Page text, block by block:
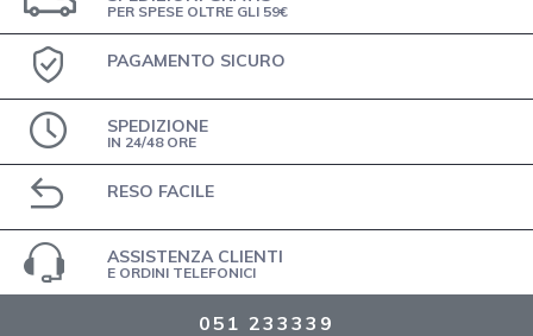
PER SPESE OLTRE GLI 59€
PAGAMENTO SICURO
SPEDIZIONE
IN 24/48 ORE
RESO FACILE
ASSISTENZA CLIENTI
E ORDINI TELEFONICI
051 233339